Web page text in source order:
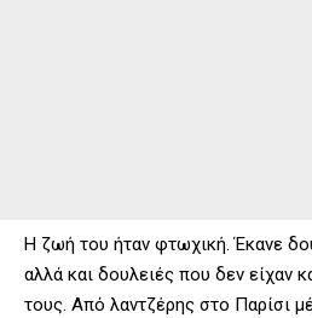
Η ζωή του ήταν φτωχική. Έκανε
αλλά και δουλειές που δεν είχαν
τους. Από λαντζέρης στο Παρίσι